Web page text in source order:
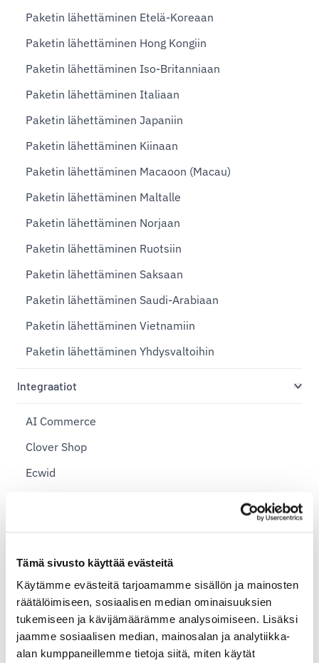
Tämä sivusto käyttää evästeitä
Käytämme evästeitä tarjoamamme sisällön ja mainosten
räätälöimiseen, sosiaalisen median ominaisuuksien
tukemiseen ja kävijämäärämme analysoimiseen. Lisäksi
jaamme sosiaalisen median, mainosalan ja analytiikka-
alan kumppaneillemme tietoja siitä, miten käytät
Paketin lähettäminen Etelä-Koreaan
Paketin lähettäminen Hong Kongiin
Paketin lähettäminen Iso-Britanniaan
Paketin lähettäminen Italiaan
Paketin lähettäminen Japaniin
Paketin lähettäminen Kiinaan
Paketin lähettäminen Macaoon (Macau)
Paketin lähettäminen Maltalle
Paketin lähettäminen Norjaan
Paketin lähettäminen Ruotsiin
Paketin lähettäminen Saksaan
Paketin lähettäminen Saudi-Arabiaan
Paketin lähettäminen Vietnamiin
Paketin lähettäminen Yhdysvaltoihin
Integraatiot
AI Commerce
Clover Shop
Ecwid
Magento 2.0
MyCashflow
OpenCart